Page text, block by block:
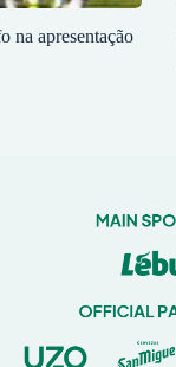
na apresentação